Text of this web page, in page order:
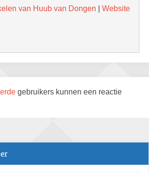
van Huub van Dongen
Website
gebruikers kunnen een reactie